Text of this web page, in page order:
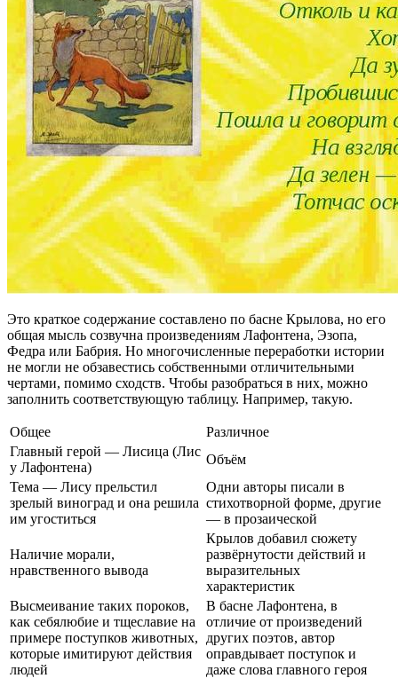
Это краткое содержание составлено по басне Крылова, но его
общая мысль созвучна произведениям Лафонтена, Эзопа,
Федра или Бабрия. Но многочисленные переработки истории
не могли не обзавестись собственными отличительными
чертами, помимо сходств. Чтобы разобраться в них, можно
заполнить соответствующую таблицу. Например, такую.
Общее
Различное
Главный герой — Лисица (Лис
у Лафонтена)
Объём
Тема — Лису прельстил
зрелый виноград и она решила
им угоститься
Одни авторы писали в
стихотворной форме, другие
— в прозаической
Наличие морали,
нравственного вывода
Крылов добавил сюжету
развёрнутости действий и
выразительных
характеристик
Высмеивание таких пороков,
как себялюбие и тщеславие на
примере поступков животных,
которые имитируют действия
людей
В басне Лафонтена, в
отличие от произведений
других поэтов, автор
оправдывает поступок и
даже слова главного героя